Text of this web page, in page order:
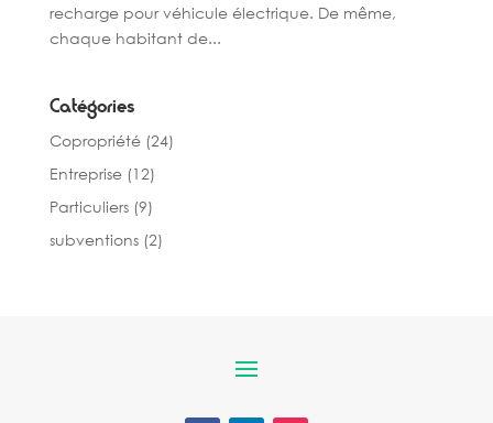
recharge pour véhicule électrique. De même,
chaque habitant de...
Catégories
Copropriété(24)
Entreprise(12)
Particuliers(9)
subventions(2)